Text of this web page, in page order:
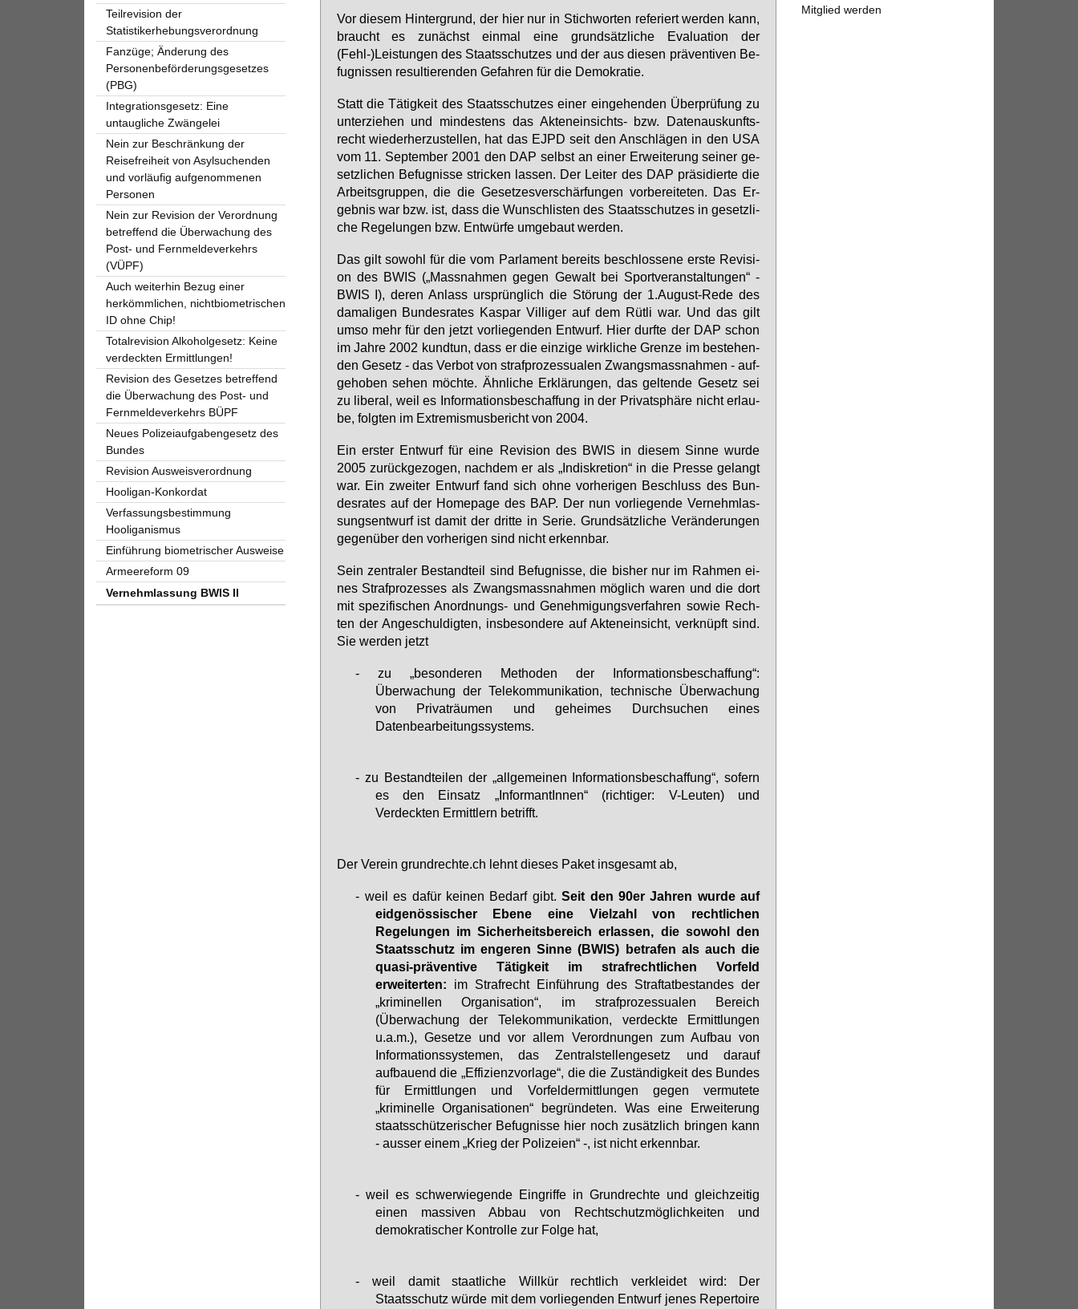
Vor die­sem Hin­ter­grund, der hier nur in Stich­wor­ten re­fe­riert wer­den kann,
braucht es zu­nächst ein­mal ei­ne grund­sätz­li­che Eva­lua­ti­on der
(Fehl-)Leis­tun­gen des Staats­schut­zes und der aus die­sen prä­ven­ti­ven Be­
fug­nis­sen re­sul­tie­ren­den Ge­fah­ren für die De­mo­kra­tie.
Statt die Tä­tig­keit des Staats­schut­zes ei­ner ein­ge­hen­den Über­prü­fung zu
un­ter­zie­hen und min­des­tens das Ak­ten­ein­sichts- bzw. Da­ten­aus­kunfts­
recht wie­der­her­zu­stel­len, hat das EJPD seit den An­schlä­gen in den USA
vom 11. Sep­tem­ber 2001 den DAP selbst an ei­ner Er­wei­te­rung sei­ner ge­
setz­li­chen Be­fug­nis­se stri­cken las­sen. Der Lei­ter des DAP prä­si­dier­te die
Ar­beits­grup­pen, die die Ge­set­zes­ver­schär­fun­gen vor­be­rei­te­ten. Das Er­
geb­nis war bzw. ist, dass die Wunsch­lis­ten des Staats­schut­zes in ge­setz­li­
che Re­ge­lun­gen bzw. Ent­wür­fe um­ge­baut wer­den.
Das gilt so­wohl für die vom Par­la­ment be­reits be­schlos­se­ne ers­te Re­vi­si­
on des BWIS („Mass­nah­men ge­gen Ge­walt bei Sport­ver­an­stal­tun­gen“ -
BWIS I), de­ren An­lass ur­sprüng­lich die Stö­rung der 1.​August-Re­de des
da­ma­li­gen Bun­des­ra­tes Kas­par Vil­li­ger auf dem Rüt­li war. Und das gilt
um­so mehr für den jetzt vor­lie­gen­den Ent­wurf. Hier durf­te der DAP schon
im Jah­re 2002 kund­tun, dass er die ein­zi­ge wirk­li­che Gren­ze im be­ste­hen­
den Ge­setz - das Ver­bot von straf­pro­zes­sua­len Zwangs­mass­nah­men - auf­
ge­ho­ben se­hen möch­te. Ähn­li­che Er­klä­run­gen, das gel­ten­de Ge­setz sei
zu li­be­ral, weil es In­for­ma­ti­ons­be­schaf­fung in der Pri­vat­sphä­re nicht er­lau­
be, folg­ten im Ex­tre­mis­mus­be­richt von 2004.
Ein ers­ter Ent­wurf für ei­ne Re­vi­si­on des BWIS in die­sem Sin­ne wur­de
2005 zu­rück­ge­zo­gen, nach­dem er als „In­dis­kre­ti­on“ in die Pres­se ge­langt
war. Ein zwei­ter Ent­wurf fand sich oh­ne vor­he­ri­gen Be­schluss des Bun­
des­ra­tes auf der Home­page des BAP. Der nun vor­lie­gen­de Ver­nehm­las­
sungs­ent­wurf ist da­mit der drit­te in Se­rie. Grund­sätz­li­che Ver­än­de­run­gen
ge­gen­über den vor­he­ri­gen sind nicht er­kenn­bar.
Sein zen­tra­ler Be­stand­teil sind Be­fug­nis­se, die bis­her nur im Rah­men ei­
nes Straf­pro­zes­ses als Zwangs­mass­nah­men mög­lich wa­ren und die dort
mit spe­zi­fi­schen An­ord­nungs- und Ge­neh­mi­gungs­ver­fah­ren so­wie Rech­
ten der An­ge­schul­dig­ten, ins­be­son­de­re auf Ak­ten­ein­sicht, ver­knüpft sind.
Sie wer­den jetzt
- zu „besonderen Methoden der Informationsbeschaffung“:
Überwachung der Telekommunikation, technische Überwachung
von Privaträumen und geheimes Durchsuchen eines
Datenbearbeitungssystems.
- zu Bestandteilen der „allgemeinen Informationsbeschaffung“, sofern
es den Einsatz „InformantInnen“ (richtiger: V-Leuten) und
Verdeckten Ermittlern betrifft.
Der Ver­ein grund­rech­te.ch lehnt die­ses Pa­ket ins­ge­samt ab,
- weil es dafür keinen Bedarf gibt.Seit den 90er Jahren wurde auf
eidgenössischer Ebene eine Vielzahl von rechtlichen
Regelungen im Sicherheitsbereich erlassen, die sowohl den
Staatsschutz im engeren Sinne (BWIS) betrafen als auch die
quasi-präventive Tätigkeit im strafrechtlichen Vorfeld
erweiterten: im Strafrecht Einführung des Straftatbestandes der
„kriminellen Organisation“, im strafprozessualen Bereich
(Überwachung der Telekommunikation, verdeckte Ermittlungen
u.a.m.), Gesetze und vor allem Verordnungen zum Aufbau von
Informationssystemen, das Zentralstellengesetz und darauf
aufbauend die „Effizienzvorlage“, die die Zuständigkeit des Bundes
für Ermittlungen und Vorfeldermittlungen gegen vermutete
„kriminelle Organisationen“ begründeten. Was eine Erweiterung
staatsschützerischer Befugnisse hier noch zusätzlich bringen kann
- ausser einem „Krieg der Polizeien“ -, ist nicht erkennbar.
- weil es schwerwiegende Eingriffe in Grundrechte und gleichzeitig
einen massiven Abbau von Rechtschutzmöglichkeiten und
demokratischer Kontrolle zur Folge hat,
- weil damit staatliche Willkür rechtlich verkleidet wird: Der
Staatsschutz würde mit dem vorliegenden Entwurf jenes Repertoire
Mitglied werden
Teilrevision der
Statistikerhebungsverordnung
Fanzüge; Änderung des
Personenbeförderungsgesetzes
(PBG)
Integrationsgesetz: Eine
untaugliche Zwängelei
Nein zur Beschränkung der
Reisefreiheit von Asylsuchenden
und vorläufig aufgenommenen
Personen
Nein zur Revision der Verordnung
betreffend die Überwachung des
Post- und Fernmeldeverkehrs
(VÜPF)
Auch weiterhin Bezug einer
herkömmlichen, nichtbiometrischen
ID ohne Chip!
Totalrevision Alkoholgesetz: Keine
verdeckten Ermittlungen!
Revision des Gesetzes betreffend
die Überwachung des Post- und
Fernmeldeverkehrs BÜPF
Neues Polizeiaufgabengesetz des
Bundes
Revision Ausweisverordnung
Hooligan-Konkordat
Verfassungsbestimmung
Hooliganismus
Einführung biometrischer Ausweise
Armeereform 09
Vernehmlassung BWIS II